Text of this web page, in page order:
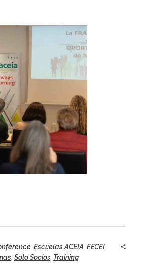
Escuelas ACEIA FECEI
Solo Socios Training